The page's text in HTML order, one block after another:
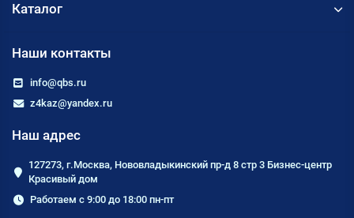
Каталог
Наши контакты
info@qbs.ru
z4kaz@yandex.ru
Наш адрес
127273, г.Москва, Нововладыкинский пр-д 8 стр 3 Бизнес-центр
Красивый дом
Работаем с 9:00 до 18:00 пн-пт